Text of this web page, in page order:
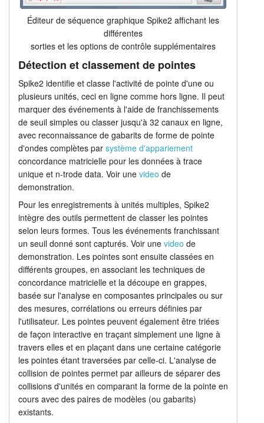
Éditeur de séquence graphique Spike2 affichant les
différentes
sorties et les options de contrôle supplémentaires
Détection et classement de pointes
Spike2 identifie et classe l'activité de pointe d'une ou
plusieurs unités, ceci en ligne comme hors ligne. Il peut
marquer des événements à l'aide de franchissements
de seuil simples ou classer jusqu'à 32 canaux en ligne,
avec reconnaissance de gabarits de forme de pointe
d'ondes complètes par système d'appariement
concordance matricielle pour les données à trace
unique et n-trode data. Voir une video de
demonstration.
Pour les enregistrements à unités multiples, Spike2
intègre des outils permettent de classer les pointes
selon leurs formes. Tous les événements franchissant
un seuil donné sont capturés. Voir une video de
demonstration. Les pointes sont ensuite classées en
différents groupes, en associant les techniques de
concordance matricielle et la découpe en grappes,
basée sur l'analyse en composantes principales ou sur
des mesures, corrélations ou erreurs définies par
l'utilisateur. Les pointes peuvent également être triées
de façon interactive en traçant simplement une ligne à
travers elles et en plaçant dans une certaine catégorie
les pointes étant traversées par celle-ci. L'analyse de
collision de pointes permet par ailleurs de séparer des
collisions d'unités en comparant la forme de la pointe en
cours avec des paires de modèles (ou gabarits)
existants.